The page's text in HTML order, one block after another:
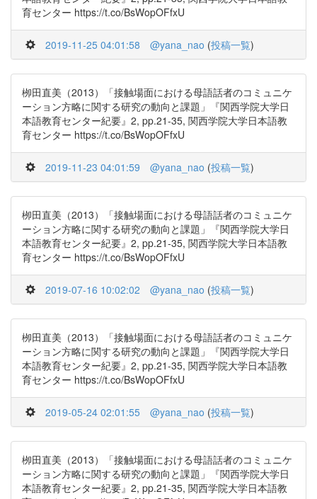
育センター https://t.co/BsWopOFfxU
2019-11-25 04:01:58 @yana_nao (投稿一覧)
栁田直美（2013）「接触場面における母語話者のコミュニケ
ーション方略に関する研究の動向と課題」『関西学院大学日
本語教育センター紀要』2, pp.21-35, 関西学院大学日本語教
育センター https://t.co/BsWopOFfxU
2019-11-23 04:01:59 @yana_nao (投稿一覧)
栁田直美（2013）「接触場面における母語話者のコミュニケ
ーション方略に関する研究の動向と課題」『関西学院大学日
本語教育センター紀要』2, pp.21-35, 関西学院大学日本語教
育センター https://t.co/BsWopOFfxU
2019-07-16 10:02:02 @yana_nao (投稿一覧)
栁田直美（2013）「接触場面における母語話者のコミュニケ
ーション方略に関する研究の動向と課題」『関西学院大学日
本語教育センター紀要』2, pp.21-35, 関西学院大学日本語教
育センター https://t.co/BsWopOFfxU
2019-05-24 02:01:55 @yana_nao (投稿一覧)
栁田直美（2013）「接触場面における母語話者のコミュニケ
ーション方略に関する研究の動向と課題」『関西学院大学日
本語教育センター紀要』2, pp.21-35, 関西学院大学日本語教